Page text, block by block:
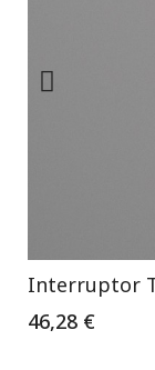
Interruptor
46,28 €